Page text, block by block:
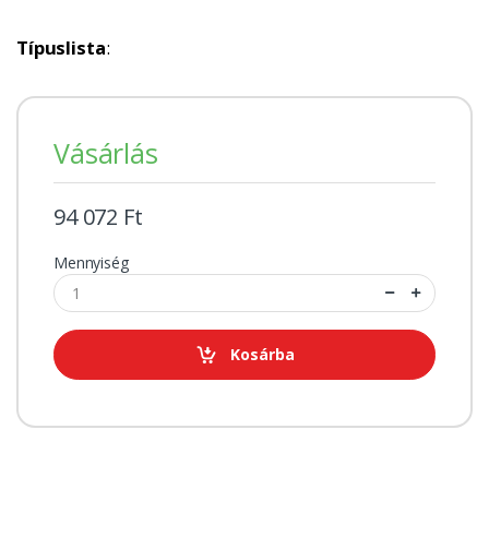
Típuslista:
Vásárlás
94 072 Ft
Mennyiség
Kosárba